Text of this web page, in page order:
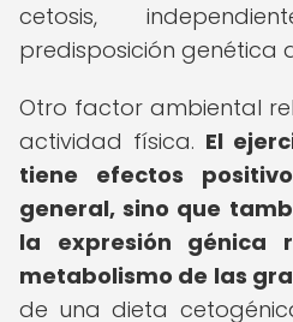
cetosis,
predisposición genética
Otro factor ambiental
actividad física. El
tiene efectos
general, sino que
la expresión génica
metabolismo de las
de una dieta